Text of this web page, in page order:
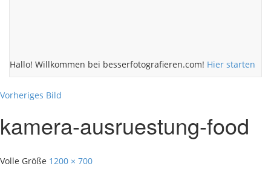
Hallo! Willkommen bei besserfotografieren.com! Hier starten
Vorheriges Bild
kamera-ausruestung-food
Volle Größe 1200 × 700